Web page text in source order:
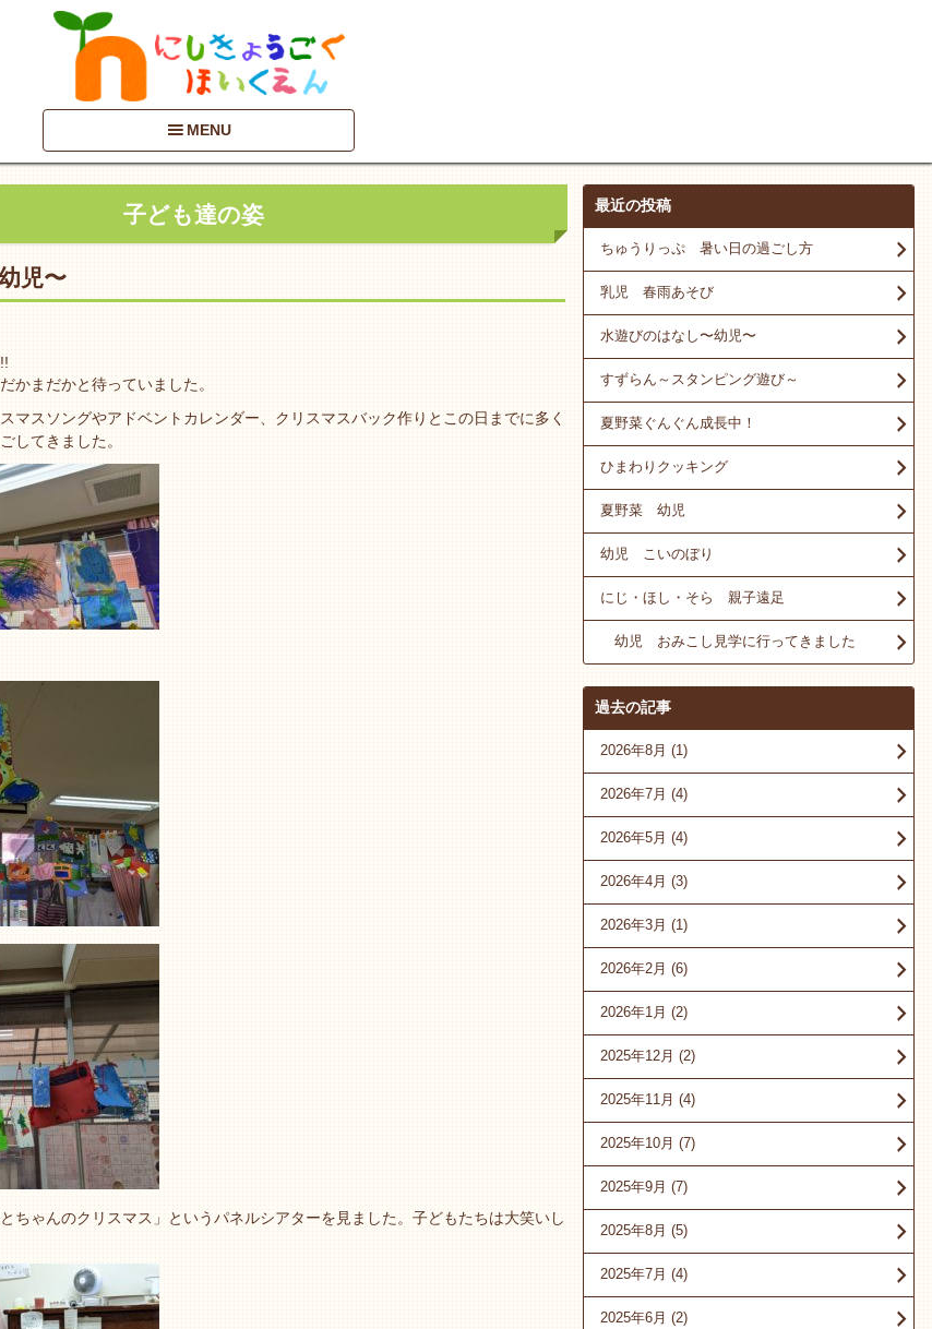
MENU
子ども達の姿
児〜
かまだかと待っていました。
マスソングやアドベントカレンダー、クリスマスバック作りとこの日までに多く
してきました。
ちゃんのクリスマス」というパネルシアターを見ました。子どもたちは大笑いし
最近の投稿
ちゅうりっぷ 暑い日の過ごし方
乳児 春雨あそび
水遊びのはなし〜幼児〜
すずらん～スタンピング遊び～
夏野菜ぐんぐん成長中！
ひまわりクッキング
夏野菜 幼児
幼児 こいのぼり
にじ・ほし・そら 親子遠足
幼児 おみこし見学に行ってきました
過去の記事
2026年8月 (1)
2026年7月 (4)
2026年5月 (4)
2026年4月 (3)
2026年3月 (1)
2026年2月 (6)
2026年1月 (2)
2025年12月 (2)
2025年11月 (4)
2025年10月 (7)
2025年9月 (7)
2025年8月 (5)
2025年7月 (4)
2025年6月 (2)